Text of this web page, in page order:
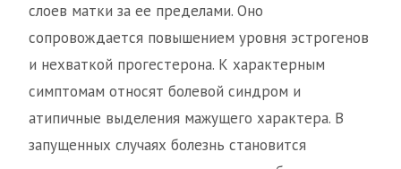
слоев матки за ее пределами. Оно
сопровождается повышением уровня эстрогенов
и нехваткой прогестерона. К характерным
симптомам относят болевой синдром и
атипичные выделения мажущего характера. В
запущенных случаях болезнь становится